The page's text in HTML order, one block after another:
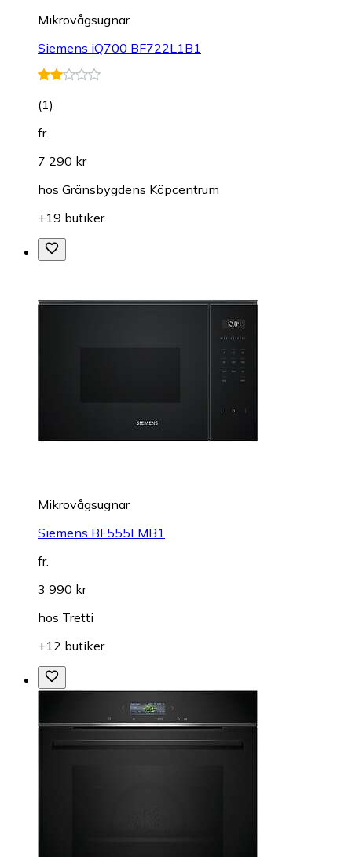
Mikrovågsugnar
Siemens iQ700 BF722L1B1
(1)
fr.
7 290 kr
hos Gränsbygdens Köpcentrum
+19 butiker
Mikrovågsugnar
Siemens BF555LMB1
fr.
3 990 kr
hos Tretti
+12 butiker